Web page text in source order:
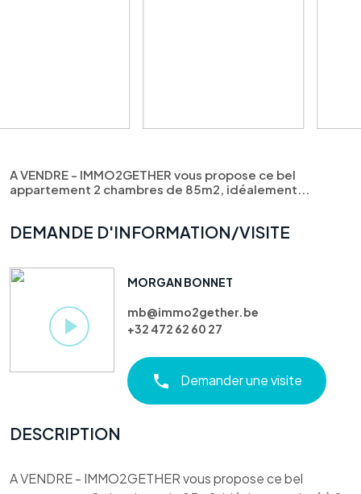
A VENDRE - IMMO2GETHER vous propose ce bel
appartement 2 chambres de 85m2, idéalement...
DEMANDE D'INFORMATION/VISITE
MORGAN BONNET
mb@immo2gether.be
+32 472 62 60 27
Demander une visite
DESCRIPTION
A VENDRE - IMMO2GETHER vous propose ce bel